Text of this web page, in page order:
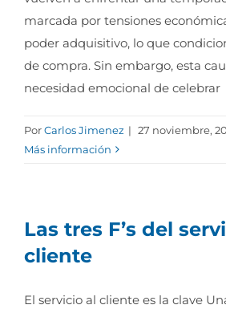
marcada por tensiones
poder adquisitivo, lo que
de compra. Sin embargo, esta
necesidad emocional de celebrar
PorCarlos Jimenez | 27 noviembre,
Más información
Las tres F’s del
cliente
El servicio al cliente es la clave